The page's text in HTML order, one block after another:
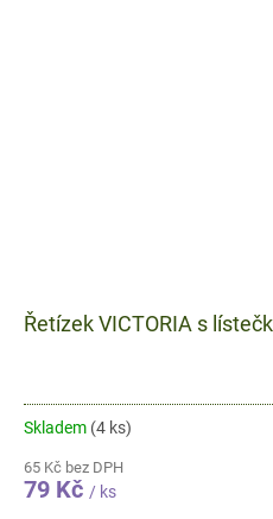
Řetízek VICTORIA s
Skladem (4 ks)
65 Kč bez DPH
79 Kč / ks